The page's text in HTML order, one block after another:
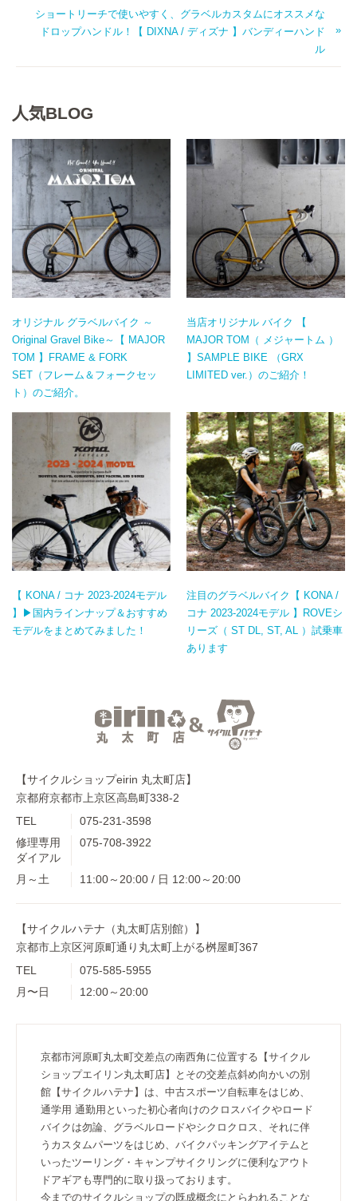
ショートリーチで使いやすく、グラベルカスタムにオススメな
ドロップハンドル！【 DIXNA / ディズナ 】バンディーハンド
ル
人気BLOG
オリジナル グラベルバイク ～
Original Gravel Bike～【 MAJOR
TOM 】FRAME & FORK
SET（フレーム＆フォークセッ
ト）のご紹介。
当店オリジナル バイク 【
MAJOR TOM（ メジャートム ）
】SAMPLE BIKE （GRX
LIMITED ver.）のご紹介！
【 KONA / コナ 2023-2024モデル
】▶国内ラインナップ＆おすすめ
モデルをまとめてみました！
注目のグラベルバイク【 KONA /
コナ 2023-2024モデル 】ROVEシ
リーズ（ ST DL, ST, AL ）試乗車
あります
【サイクルショップeirin 丸太町店】
京都府京都市上京区高島町338-2
TEL
075-231-3598
修理専用
ダイアル
075-708-3922
月～土 11:00～20:00 / 日 12:00～20:00
【サイクルハテナ（丸太町店別館）】
京都市上京区河原町通り丸太町上がる桝屋町367
TEL
075-585-5955
月〜日
12:00～20:00
京都市河原町丸太町交差点の南西角に位置する【サイクル
ショップエイリン丸太町店】とその交差点斜め向かいの別
館【サイクルハテナ】は、中古スポーツ自転車をはじめ、
通学用 通勤用といった初心者向けのクロスバイクやロード
バイクは勿論、グラベルロードやシクロクロス、それに伴
うカスタムパーツをはじめ、バイクパッキングアイテムと
いったツーリング・キャンプサイクリングに便利なアウト
ドアギアも専門的に取り扱っております。
今までのサイクルショップの既成概念にとらわれることな